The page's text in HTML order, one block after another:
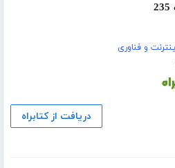
و فناوری
دریافت از کتابراه